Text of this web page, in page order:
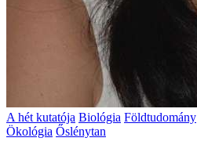
A hét kutatója Biológia Földtudomány
Ökológia Őslénytan